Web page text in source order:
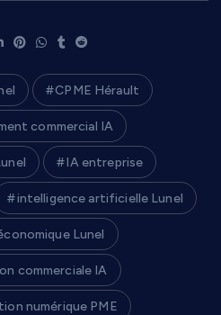
CPME Hérault
commercial IA
IA entreprise
intelligence artificielle Lunel
Lunel
commerciale IA
numérique PME